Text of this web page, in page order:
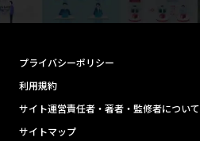
プライバシーポリシー
利用規約
サイト運営責任者・著者・監修者について
サイトマップ